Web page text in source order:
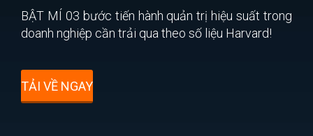
BẬT MÍ 03 bước tiến hành quản trị hiệu suất trong
doanh nghiệp cần trải qua theo số liệu Harvard!
TẢI VỀ NGAY